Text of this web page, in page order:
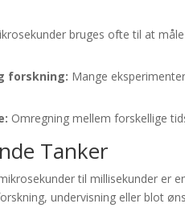
bruges ofte til at
forskning: Mange
Omregning mellem forskellige
Tanker
til millisekunder er
undervisning eller blot